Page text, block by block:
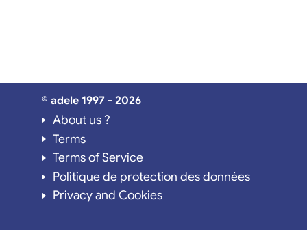
© adele 1997 - 2026
About us ?
Terms
Terms of Service
Politique de protection des données
Privacy and Cookies